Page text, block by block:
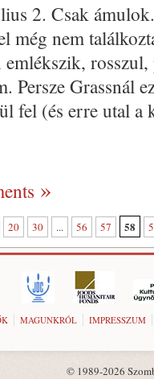
2. Csak
még nem
emlékszik,
Persze Grassnál
fel (és erre utal
20 30 ... 56 57 58
MAGUNKRÓL IMPRESSZUM
© 1989-2026